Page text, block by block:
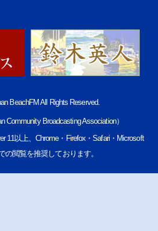
BeachFM All Rights Reserved.
Community Broadcasting Association）
11以上、Chrome・Firefox・Safari・Microsoft
の閲覧を推奨しております。